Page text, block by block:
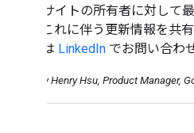
ウェブサイトの所有者に対して
続け、これに伴う更新情報を共
または LinkedIn でお問い合わ
Posted by Henry Hsu, Product Manager,